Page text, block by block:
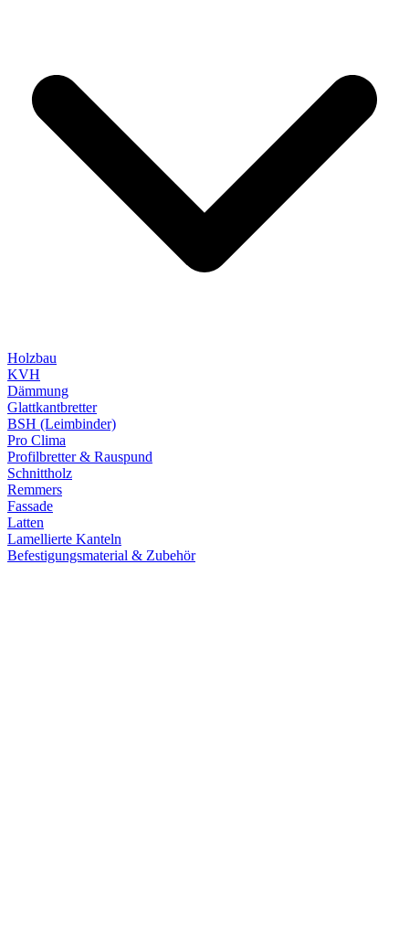
Holzbau
KVH
Dämmung
Glattkantbretter
BSH (Leimbinder)
Pro Clima
Profilbretter & Rauspund
Schnittholz
Remmers
Fassade
Latten
Lamellierte Kanteln
Befestigungsmaterial & Zubehör